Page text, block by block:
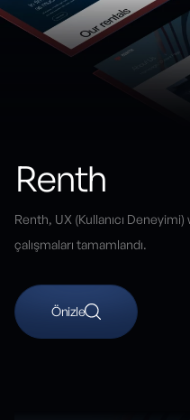
Renth
Renth, UX (Kullanıcı Deneyimi)
çalışmaları tamamlandı.
Önizle